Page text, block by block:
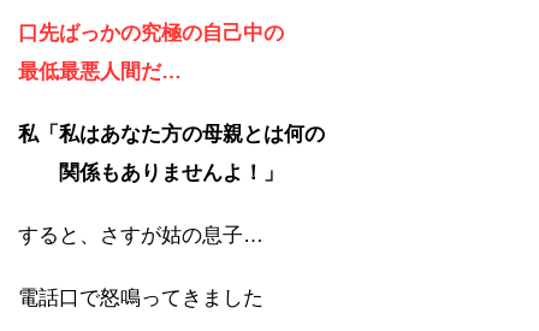
口先ばっかの究極の自己中の
最低最悪人間だ…
私「私はあなた方の母親とは何の
関係もありませんよ！」
すると、さすが姑の息子…
電話口で怒鳴ってきました